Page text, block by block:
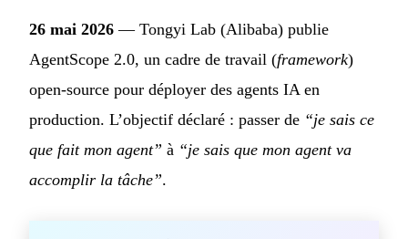
26 mai 2026 — Tongyi Lab (Alibaba) publie
AgentScope 2.0, un cadre de travail (framework)
open-source pour déployer des agents IA en
production. L’objectif déclaré : passer de “je sais ce
que fait mon agent” à “je sais que mon agent va
accomplir la tâche”.